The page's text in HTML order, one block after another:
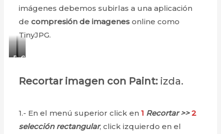
imágenes debemos subirlas a una aplicación
decompresión de imagenes online como
TinyJPG.
R C
m
a
r
Recortar imagen con Paint: izda.
1.- En el menú superior click en 1 Recortar >> 2
selección rectangular, click izquierdo en el